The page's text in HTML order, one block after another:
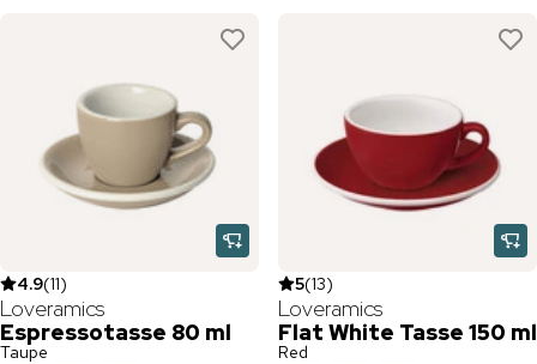
4.9(11)
Loveramics
Espressotasse 80 ml
Taupe
5(13)
Loveramics
Flat White Tasse 150 ml
Red